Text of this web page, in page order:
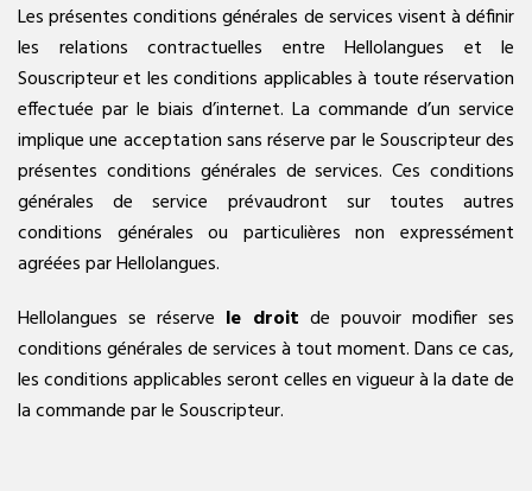
Les présentes conditions générales de services visent à définir
les relations contractuelles entre Hellolangues et le
Souscripteur et les conditions applicables à toute réservation
effectuée par le biais d’internet. La commande d’un service
implique une acceptation sans réserve par le Souscripteur des
présentes conditions générales de services. Ces conditions
générales de service prévaudront sur toutes autres
conditions générales ou particulières non expressément
agréées par Hellolangues.
Hellolangues se réserve le droit de pouvoir modifier ses
conditions générales de services à tout moment. Dans ce cas,
les conditions applicables seront celles en vigueur à la date de
la commande par le Souscripteur.